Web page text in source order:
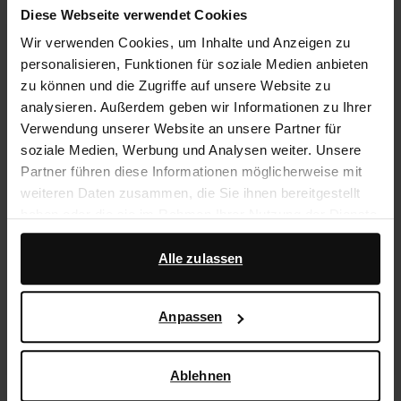
Diese Webseite verwendet Cookies
Wir verwenden Cookies, um Inhalte und Anzeigen zu
personalisieren, Funktionen für soziale Medien anbieten
zu können und die Zugriffe auf unsere Website zu
analysieren. Außerdem geben wir Informationen zu Ihrer
Verwendung unserer Website an unsere Partner für
soziale Medien, Werbung und Analysen weiter. Unsere
Partner führen diese Informationen möglicherweise mit
weiteren Daten zusammen, die Sie ihnen bereitgestellt
gesammelt haben.
Darüber hinaus arbeiten wir mit Google zu Werbe- und
darüber, wie Google Ihre personenbezogenen Daten
verwendet, finden Sie auf derSeite zur geschäftlichen
Alle zulassen
Anpassen
Ablehnen
Über Sacha
Kundenservice
Versand und Lieferung
Rückgabe
Widerrufsbelehrung
Widerrufsformular
Datenschutzerklärung